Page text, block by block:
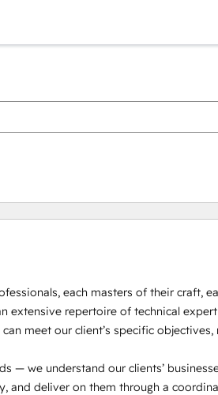
each masters of their craft,
extensive repertoire of technical
meet our client’s specific
— we understand our clients’
and deliver on them through a